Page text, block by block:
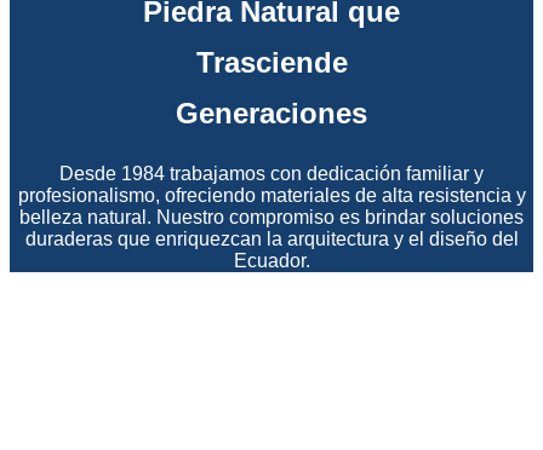
Piedra Natural que
Trasciende
Generaciones
Desde 1984 trabajamos con dedicación familiar y
profesionalismo, ofreciendo materiales de alta resistencia y
belleza natural. Nuestro compromiso es brindar soluciones
duraderas que enriquezcan la arquitectura y el diseño del
Ecuador.